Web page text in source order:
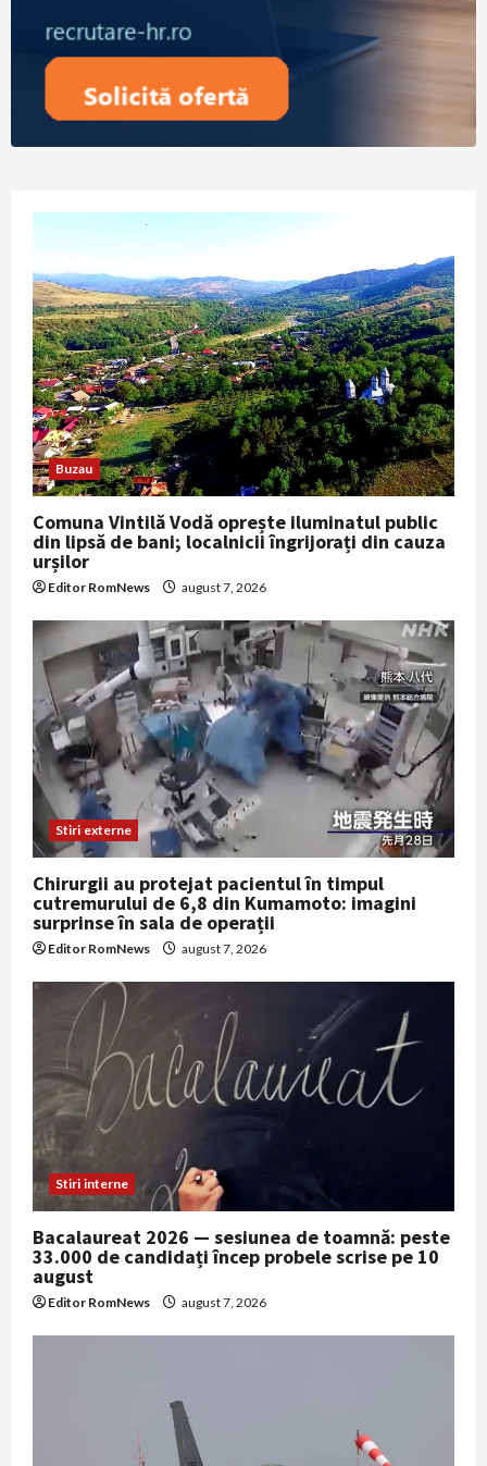
Buzau
Comuna Vintilă Vodă oprește iluminatul public
din lipsă de bani; localnicii îngrijorați din cauza
urșilor
Editor RomNews august 7, 2026
Stiri externe
Chirurgii au protejat pacientul în timpul
cutremurului de 6,8 din Kumamoto: imagini
surprinse în sala de operații
Editor RomNews august 7, 2026
Stiri interne
Bacalaureat 2026 — sesiunea de toamnă: peste
33.000 de candidați încep probele scrise pe 10
august
Editor RomNews august 7, 2026